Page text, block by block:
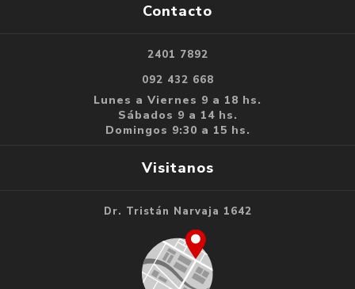
Contacto
2401 7892
092 432 668
Lunes a Viernes 9 a 18 hs.
Sábados 9 a 14 hs.
Domingos 9:30 a 15 hs.
Visitanos
Dr. Tristán Narvaja 1642